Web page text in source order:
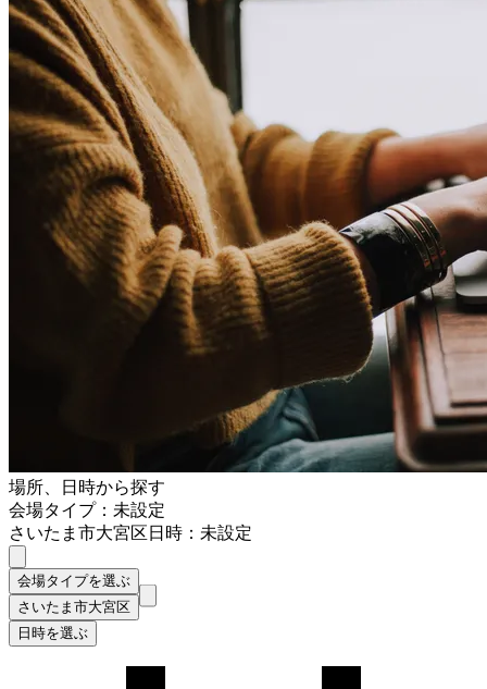
場所、日時から探す
会場タイプ：未設定
さいたま市大宮区日時：未設定
会場タイプを選ぶ
さいたま市大宮区
日時を選ぶ